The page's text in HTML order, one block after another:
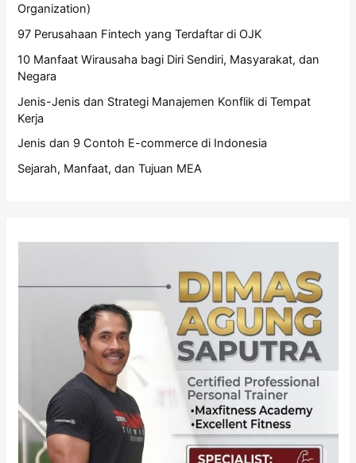
Organization)
97 Perusahaan Fintech yang Terdaftar di OJK
10 Manfaat Wirausaha bagi Diri Sendiri, Masyarakat, dan
Negara
Jenis-Jenis dan Strategi Manajemen Konflik di Tempat
Kerja
Jenis dan 9 Contoh E-commerce di Indonesia
Sejarah, Manfaat, dan Tujuan MEA